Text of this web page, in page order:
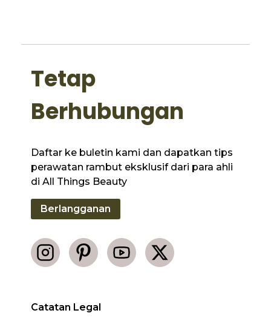
Catatan Legal
Tetap
Berhubungan
Daftar ke buletin kami dan dapatkan tips
perawatan rambut eksklusif dari para ahli
di All Things Beauty
Berlangganan